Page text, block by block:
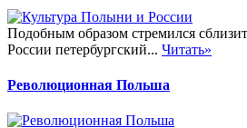
Подобным образом стремился
России петербургский... Читать»
Революционная Польша